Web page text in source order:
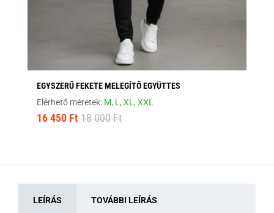
EGYSZERŰ FEKETE MELEGÍTŐ EGYÜTTES
Elérhető méretek: M, L,XL,XXL
16 450 Ft 18 000 Ft
LEÍRÁS TOVÁBBI LEÍRÁS